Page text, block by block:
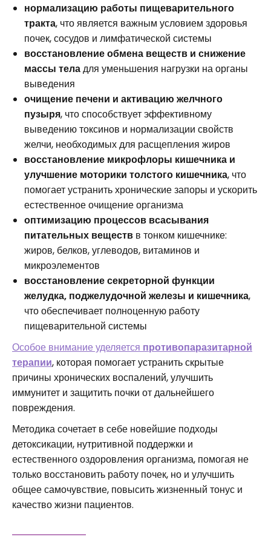
нормализацию работы пищеварительного
тракта, что является важным условием здоровья
почек, сосудов и лимфатической системы
восстановление обмена веществ и снижение
массы теладля уменьшения нагрузки на органы
выведения
очищение печени и активацию желчного
пузыря, что способствует эффективному
выведению токсинов и нормализации свойств
желчи, необходимых для расщепления жиров
восстановление микрофлоры кишечника и
улучшение моторики толстого кишечника, что
помогает устранить хронические запоры и ускорить
естественное очищение организма
оптимизацию процессов всасывания
питательных веществ в тонком кишечнике:
жиров, белков, углеводов, витаминов и
микроэлементов
восстановление секреторной функции
желудка, поджелудочной железы и кишечника,
что обеспечивает полноценную работу
пищеварительной системы
Особое внимание уделяется противопаразитарной
терапии, которая помогает устранить скрытые
причины хронических воспалений, улучшить
иммунитет и защитить почки от дальнейшего
повреждения.
Методика сочетает в себе новейшие подходы
детоксикации, нутритивной поддержки и
естественного оздоровления организма, помогая не
только восстановить работу почек, но и улучшить
общее самочувствие, повысить жизненный тонус и
качество жизни пациентов.